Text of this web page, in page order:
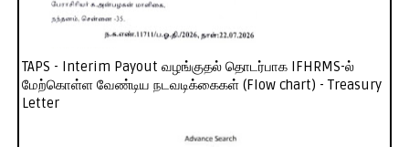
TAPS - Interim Payout வழங்குதல் தொடர்பாக IFHRMS-ல்
மேற்கொள்ள வேண்டிய நடவடிக்கைகள் (Flow chart) - Treasury
Letter